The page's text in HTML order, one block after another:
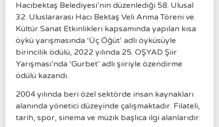
Hacıbektaş Belediyesi’nin düzenlediği 58. Ulusal
32. Uluslararası Hacı Bektaş Veli Anma Töreni ve
Kültür Sanat Etkinlikleri kapsamında yapılan kısa
öykü yarışmasında ‘Üç Öğüt’ adlı öyküsüyle
birincilik ödülü, 2022 yılında 25. OŞYAD Şiir
Yarışması’nda ‘Gurbet’ adlı şiiriyle özendirme
ödülü kazandı.
2004 yılında beri özel sektörde insan kaynakları
alanında yönetici düzeyinde çalışmaktadır. Filateli,
tarih, spor, sinema ve müzik başlıca ilgi alanlarıdır.